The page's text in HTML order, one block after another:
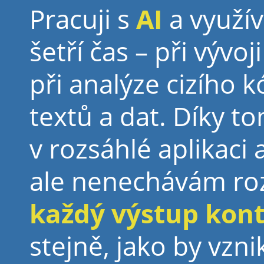
Pracuji s AI a
šetří čas – při
při analýze cizího
textů a dat. Díky
v rozsáhlé aplikaci
ale nenechávám
každý výstup
stejně, jako by